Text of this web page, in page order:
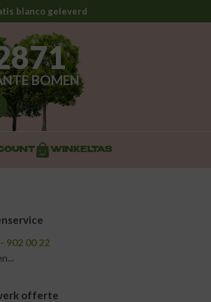
blanco geleverd
BOMEN
WINKELTAS
902 00 22
offerte